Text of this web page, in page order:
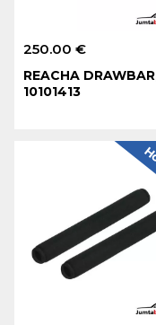
250.00 €
REACHA
10101413